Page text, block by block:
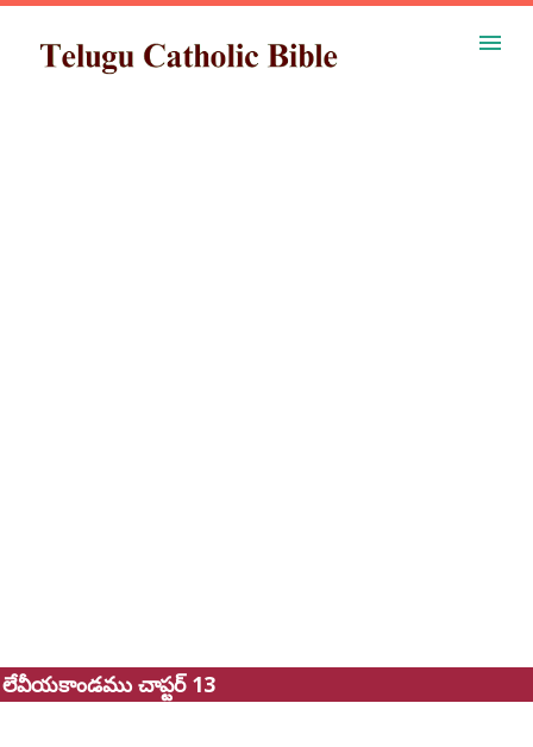
లేవీయకాండము చాప్టర్ 13